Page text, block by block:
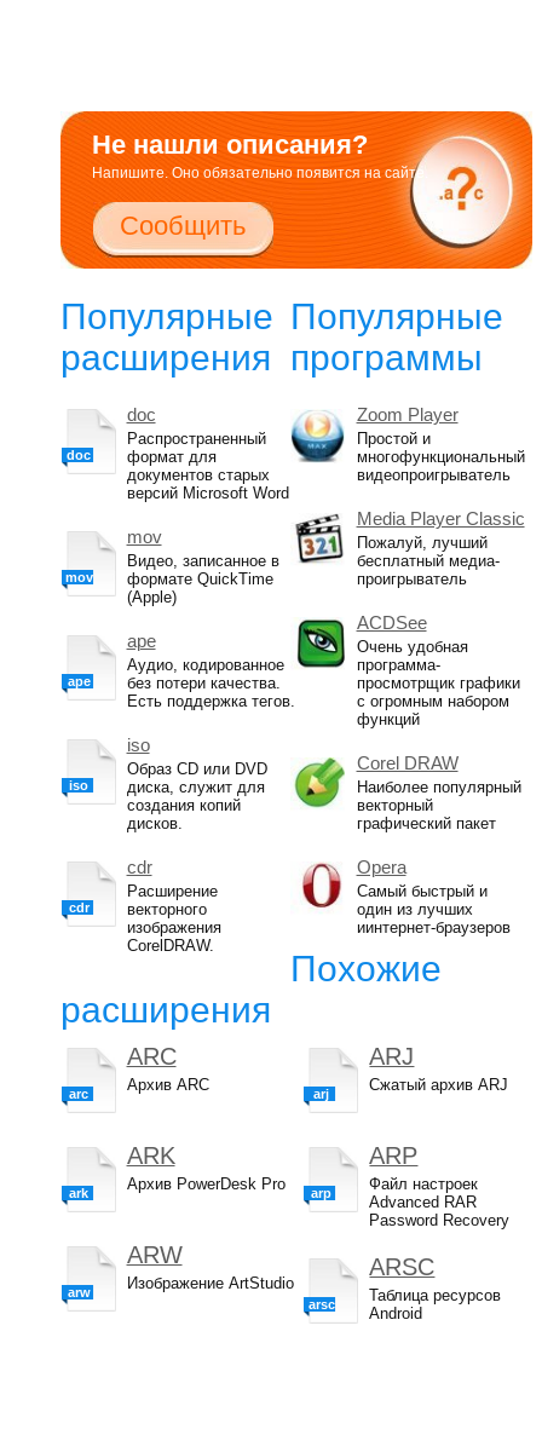
Не нашли описания?
Напишите. Оно обязательно появится на сайте.
Сообщить
Популярные
расширения
doc
doc
Распространенный
формат для
документов старых
версий Microsoft Word
mov
mov
Видео, записанное в
формате QuickTime
(Apple)
ape
ape
Аудио, кодированное
без потери качества.
Есть поддержка тегов.
iso
iso
Образ CD или DVD
диска, служит для
создания копий
дисков.
cdr
cdr
Расширение
векторного
изображения
CorelDRAW.
Популярные
программы
Zoom Player
Простой и
многофункциональный
видеопроигрыватель
Media Player Classic
Пожалуй, лучший
бесплатный медиа-
проигрыватель
ACDSee
Очень удобная
программа-
просмотрщик графики
с огромным набором
функций
Corel DRAW
Наиболее популярный
векторный
графический пакет
Opera
Самый быстрый и
один из лучших
иинтернет-браузеров
Похожие
расширения
arc
ARC
Архив ARC
ark
ARK
Архив PowerDesk Pro
arw
ARW
Изображение ArtStudio
arj
ARJ
Сжатый архив ARJ
arp
ARP
Файл настроек
Advanced RAR
Password Recovery
arsc
ARSC
Таблица ресурсов
Android